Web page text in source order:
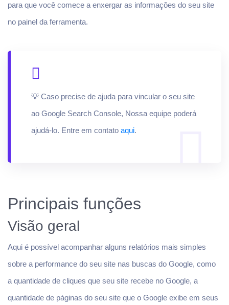
para que você comece a enxergar as informações do seu site
no painel da ferramenta.
💡 Caso precise de ajuda para vincular o seu site
ao Google Search Console, Nossa equipe poderá
ajudá-lo. Entre em contato aqui.
Principais funções
Visão geral
Aqui é possível acompanhar alguns relatórios mais simples
sobre a performance do seu site nas buscas do Google, como
a quantidade de cliques que seu site recebe no Google, a
quantidade de páginas do seu site que o Google exibe em seus